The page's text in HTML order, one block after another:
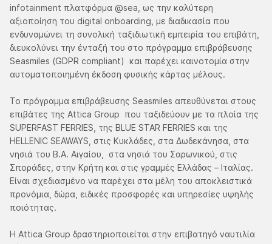
infotainment πλατφόρμα @sea, ως την καλύτερη
αξιοποίηση του digital onboarding, με διαδικασία που
ενδυναμώνει τη συνολική ταξιδιωτική εμπειρία του επιβάτη,
διευκολύνει την ένταξή του στο πρόγραµµα επιβράβευσης
Seasmiles (GDPR compliant) και παρέχει καινοτομία στην
αυτοματοποιημένη έκδοση φυσικής κάρτας μέλους.
Το πρόγραμμα επιβράβευσης Seasmiles απευθύνεται στους
επιβάτες της Attica Group που ταξιδεύουν με τα πλοία της
SUPERFAST FERRIES, της BLUE STAR FERRIES και της
HELLENIC SEAWAYS, στις Κυκλάδες, στα Δωδεκάνησα, στα
νησιά του Β.Α. Αιγαίου, στα νησιά του Σαρωνικού, στις
Σποράδες, στην Κρήτη και στις γραμμές Ελλάδας – Ιταλίας.
Είναι σχεδιασμένο να παρέχει στα μέλη του αποκλειστικά
προνόμια, δώρα, ειδικές προσφορές και υπηρεσίες υψηλής
ποιότητας.
H Attica Group δραστηριοποιείται στην επιβατηγό ναυτιλία